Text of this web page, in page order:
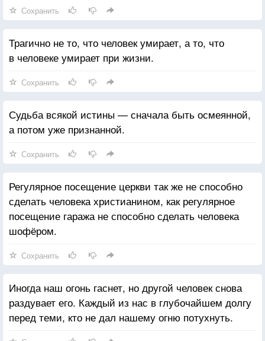
Сохранить
Трагично не то, что человек умирает, а то, что
в человеке умирает при жизни.
Сохранить
Судьба всякой истины — сначала быть осмеянной,
а потом уже признанной.
Сохранить
Регулярное посещение церкви так же не способно
сделать человека христианином, как регулярное
посещение гаража не способно сделать человека
шофёром.
Сохранить
Иногда наш огонь гаснет, но другой человек снова
раздувает его. Каждый из нас в глубочайшем долгу
перед теми, кто не дал нашему огню потухнуть.